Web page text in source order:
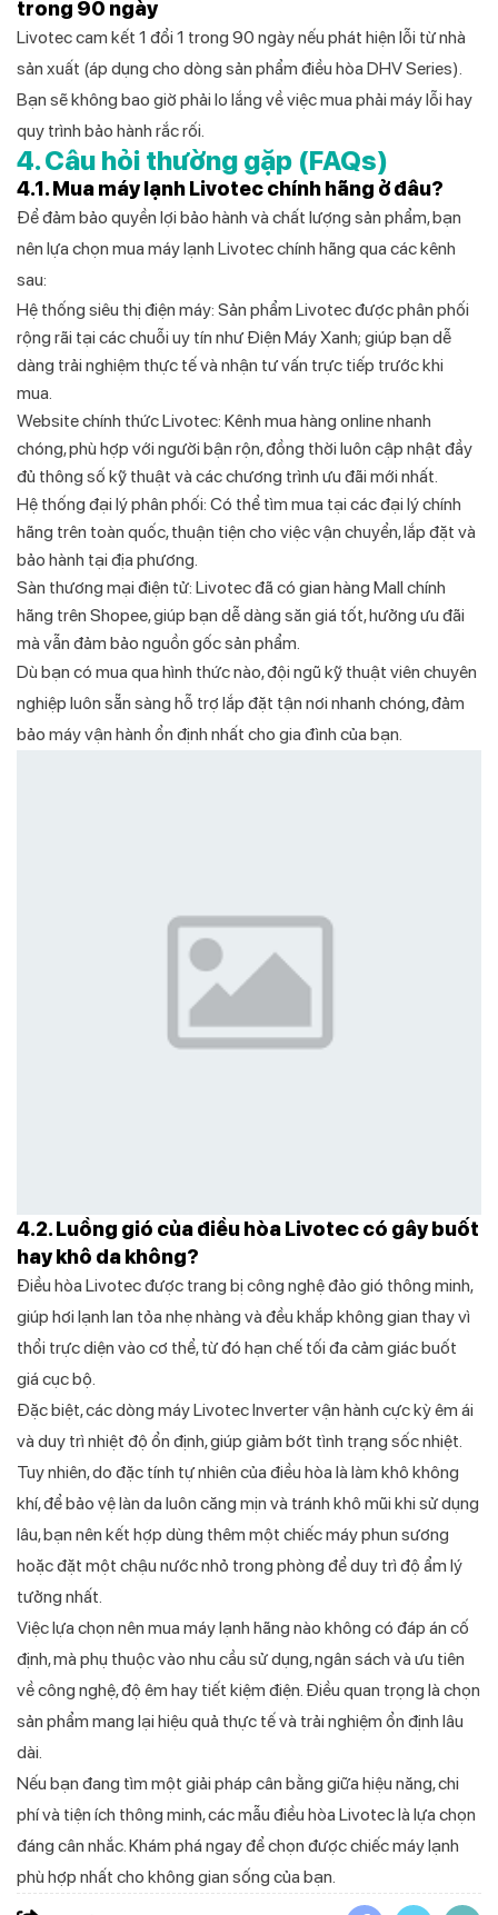
trong 90 ngày
Livotec cam kết 1 đổi 1 trong 90 ngày nếu phát hiện lỗi từ nhà
sản xuất (áp dụng cho dòng sản phẩm điều hòa DHV Series).
Bạn sẽ không bao giờ phải lo lắng về việc mua phải máy lỗi hay
quy trình bảo hành rắc rối.
4. Câu hỏi thường gặp (FAQs)
4.1. Mua máy lạnh Livotec chính hãng ở đâu?
Để đảm bảo quyền lợi bảo hành và chất lượng sản phẩm, bạn
nên lựa chọn mua máy lạnh Livotec chính hãng qua các kênh
sau:
Hệ thống siêu thị điện máy: Sản phẩm Livotec được phân phối
rộng rãi tại các chuỗi uy tín như Điện Máy Xanh; giúp bạn dễ
dàng trải nghiệm thực tế và nhận tư vấn trực tiếp trước khi
mua.
Website chính thức Livotec: Kênh mua hàng online nhanh
chóng, phù hợp với người bận rộn, đồng thời luôn cập nhật đầy
đủ thông số kỹ thuật và các chương trình ưu đãi mới nhất.
Hệ thống đại lý phân phối: Có thể tìm mua tại các đại lý chính
hãng trên toàn quốc, thuận tiện cho việc vận chuyển, lắp đặt và
bảo hành tại địa phương.
Sàn thương mại điện tử: Livotec đã có gian hàng Mall chính
hãng trên Shopee, giúp bạn dễ dàng săn giá tốt, hưởng ưu đãi
mà vẫn đảm bảo nguồn gốc sản phẩm.
Dù bạn có mua qua hình thức nào, đội ngũ kỹ thuật viên chuyên
nghiệp luôn sẵn sàng hỗ trợ lắp đặt tận nơi nhanh chóng, đảm
bảo máy vận hành ổn định nhất cho gia đình của bạn.
4.2. Luồng gió của điều hòa Livotec có gây buốt
hay khô da không?
Điều hòa Livotec được trang bị công nghệ đảo gió thông minh,
giúp hơi lạnh lan tỏa nhẹ nhàng và đều khắp không gian thay vì
thổi trực diện vào cơ thể, từ đó hạn chế tối đa cảm giác buốt
giá cục bộ.
Đặc biệt, các dòng máy Livotec Inverter vận hành cực kỳ êm ái
và duy trì nhiệt độ ổn định, giúp giảm bớt tình trạng sốc nhiệt.
Tuy nhiên, do đặc tính tự nhiên của điều hòa là làm khô không
khí, để bảo vệ làn da luôn căng mịn và tránh khô mũi khi sử dụng
lâu, bạn nên kết hợp dùng thêm một chiếc máy phun sương
hoặc đặt một chậu nước nhỏ trong phòng để duy trì độ ẩm lý
tưởng nhất.
Việc lựa chọn nên mua máy lạnh hãng nào không có đáp án cố
định, mà phụ thuộc vào nhu cầu sử dụng, ngân sách và ưu tiên
về công nghệ, độ êm hay tiết kiệm điện. Điều quan trọng là chọn
sản phẩm mang lại hiệu quả thực tế và trải nghiệm ổn định lâu
dài.
Nếu bạn đang tìm một giải pháp cân bằng giữa hiệu năng, chi
phí và tiện ích thông minh, các mẫu điều hòa Livotec là lựa chọn
đáng cân nhắc. Khám phá ngay để chọn được chiếc máy lạnh
phù hợp nhất cho không gian sống của bạn.